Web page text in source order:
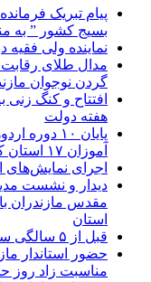
پیام تبریک
بسیج کشور ” به مناسبت ۵ شهریورماه
نماينده ولی فقیه
مدال طلای رقابت
گردن نوجوان
هفته دولت
پایان ۱۰
آموزان ۱۷ استان کشور در مازندران
اجرای نمایش‌های
دیدار و نشست
مقدس
استان
قبل از ۵ سالگی سن طلایی تشخیص و درمان تنبلی چشم
حضور استاندار
مناسبت زاد روز